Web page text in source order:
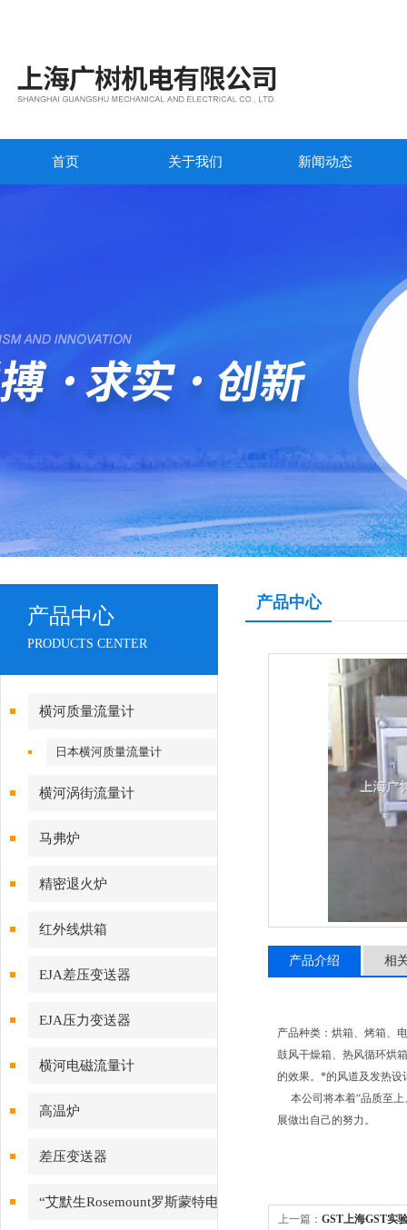
首页 关于我们 新闻动态
产品中心
PRODUCTS CENTER
横河质量流量计
日本横河质量流量计
横河涡街流量计
马弗炉
精密退火炉
红外线烘箱
EJA差压变送器
EJA压力变送器
横河电磁流量计
高温炉
差压变送器
“艾默生Rosemount罗斯蒙特电
产品中心
产品介绍 相
产品种类： 烘箱、烤箱、
鼓风干燥箱、热风循环烘
的效果。*的风道及发热设
本公司将本着“品质至上
展做出自己的努力。
上一篇： GST上海GST实